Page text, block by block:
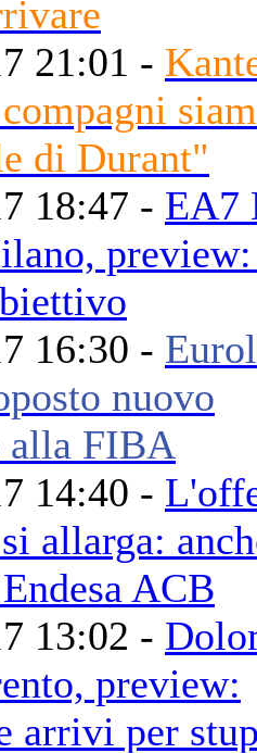
21:01 -
di Durant"
18:47 - EA7
16:30 -
nuovo
alla FIBA
14:40 -
allarga:
ACB
13:02 -
preview:
arrivi per